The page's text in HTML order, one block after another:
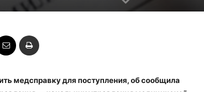
медсправку для поступления, об сообщила